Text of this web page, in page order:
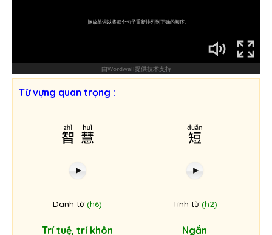
Từ vựng quan trọng :
智慧
Danh từ (h6)
Trí tuệ, trí khôn
短
Tính từ (h2)
Ngắn